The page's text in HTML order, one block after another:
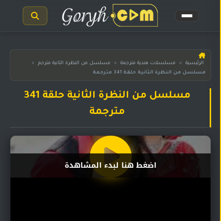
الرئيسية
مسلسلات
المترجمة
مدبلجة
الرئيسية » مسلسلات هندية مترجمة » مسلسل من النظرة الثانية مترجم
»
مسلسل من النظرة الثانية حلقة 341 مترجمة
مسلسل من النظرة الثانية حلقة 341
مترجمة
اضغط هنا لبدء المشاهدة